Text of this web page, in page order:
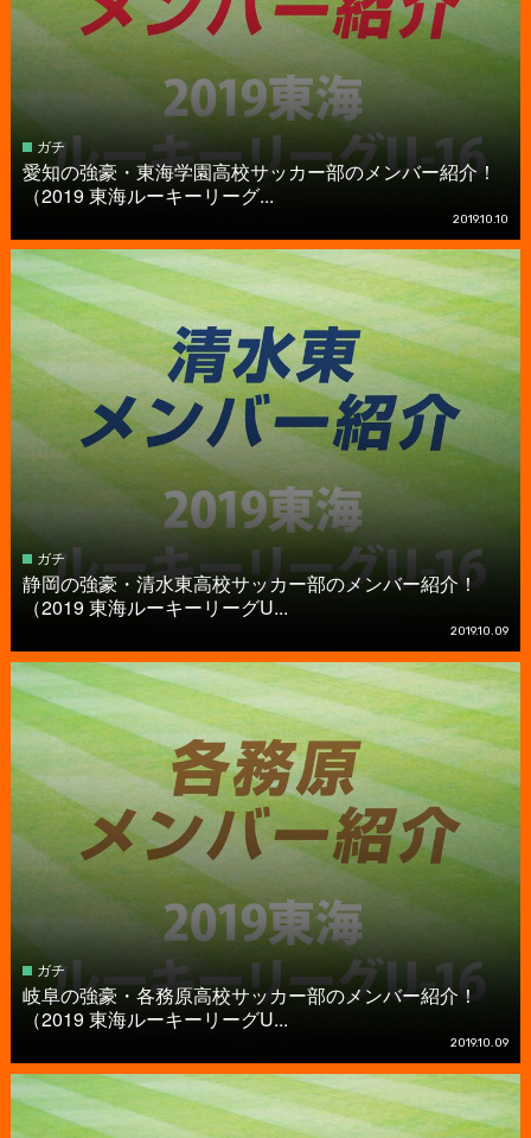
ガチ
愛知の強豪・東海学園高校サッカー部のメンバー紹介！
（2019 東海ルーキーリーグ...
2019.10.10
ガチ
静岡の強豪・清水東高校サッカー部のメンバー紹介！
（2019 東海ルーキーリーグU...
2019.10.09
ガチ
岐阜の強豪・各務原高校サッカー部のメンバー紹介！
（2019 東海ルーキーリーグU...
2019.10.09